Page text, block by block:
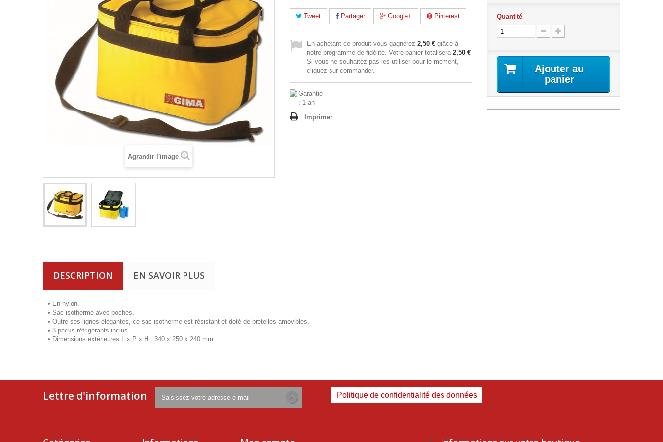
Agrandir l'image
Tweet Partager Google+ Pinterest
En achetant ce produit vous gagnerez 2,50 € grâce à
notre programme de fidélité. Votre panier totalisera 2,50 €
Si vous ne souhaitez pas les utiliser pour le moment,
cliquez sur commander.
Imprimer
Quantité
Ajouter au
panier
DESCRIPTION EN SAVOIR PLUS
• En nylon.
• Sac isotherme avec poches.
• Outre ses lignes élégantes, ce sac isotherme est résistant et doté de bretelles amovibles.
• 3 packs réfrigérants inclus.
• Dimensions extérieures L x P x H : 340 x 250 x 240 mm.
Lettre d'information Politique de confidentialité des données